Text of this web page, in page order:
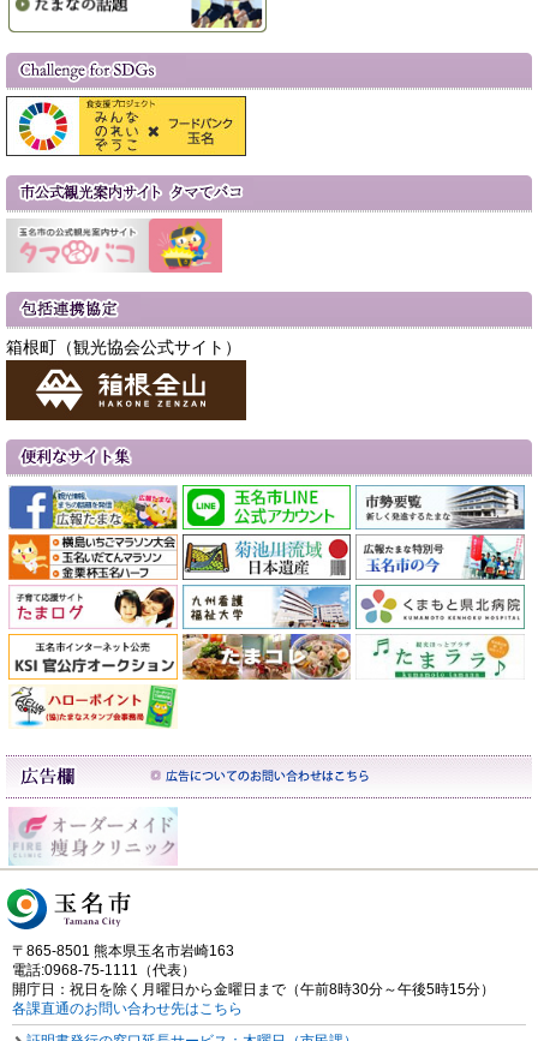
箱根町（観光協会公式サイト）
〒865-8501 熊本県玉名市岩崎163
電話:0968-75-1111（代表）
開庁日：祝日を除く月曜日から金曜日まで（午前8時30分～午後5時15分）
各課直通のお問い合わせ先はこちら